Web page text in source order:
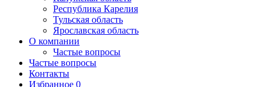
Республика Карелия
Тульская область
Ярославская область
О компании
Частые вопросы
Частые вопросы
Контакты
Избранное 0